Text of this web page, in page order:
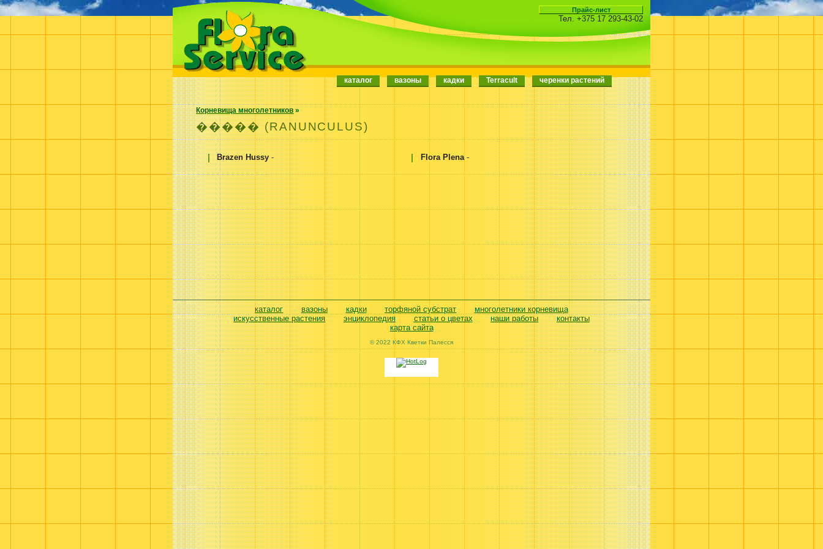
Тел. +375 17 293-43-02
каталог вазоны кадки Terracult черенки растений
Корневища многолетников»
����� (RANUNCULUS)
Brazen Hussy- Flora Plena-
каталог вазоны кадки торфяной субстрат
многолетники корневища
искусственные растения
энциклопедия статьи о цветах наши работы
контакты
карта сайта
© 2022 КФХ Кветки Палесся